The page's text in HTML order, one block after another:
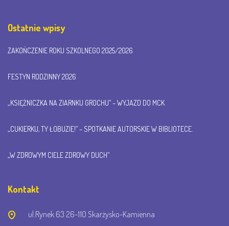
Ostatnie wpisy
ZAKOŃCZENIE ROKU SZKOLNEGO 2025/2026
FESTYN RODZINNY 2026
„KSIĘŻNICZKA NA ZIARNKU GROCHU” – WYJAZD DO MCK
„CUKIERKU, TY ŁOBUZIE!” – SPOTKANIE AUTORSKIE W BIBLIOTECE.
„W ZDROWYM CIELE ZDROWY DUCH”
Kontakt
ul.Rynek 63 26-110 Skarżysko-Kamienna